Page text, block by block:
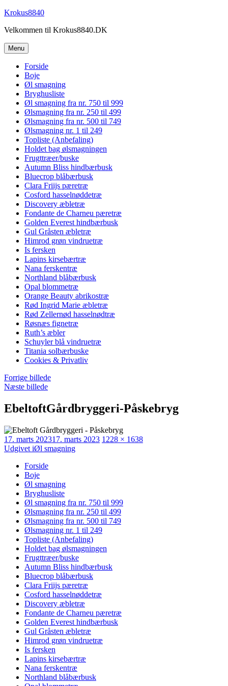
Videre
indhold
Krokus8840
Velkommen til Krokus8840.DK
Menu
Forside
Boje
Øl smagning
Bryghusliste
Øl smagning fra nr. 750 til 999
Ølsmagning fra nr. 250 til 499
Ølsmagning fra nr. 500 til 749
Ølsmagning nr. 1 til 249
Topliste (Anbefaling)
Holdet bag ølsmagningen
Frugttræer/buske
Autumn Bliss hindbærbusk
Bluecrop blåbærbusk
Clara Friijs pæretræ
Cosford hasselnøddetræ
Discovery æbletræ
Fondante de Charneu pæretræ
Golden Everest hindbærbusk
Gul Gråsten æbletræ
Himrod grøn vindruetræ
Is fersken
Lapins kirsebærtræ
Nana ferskentræ
Northland blåbærbusk
Opal blommetræ
Orange Beauty abrikostræ
Rød Ingrid Marie æbletræ
Rød Zellernød hasselnødtræ
Røsnæs fignetræ
Ruth’s æbler
Schuyler blå vindruetræ
Titania solbærbuske
Cookies & Privatliv
Forrige billede
Næste billede
EbeltoftGårdbryggeri-Påskebryg
Udgivet
17. marts 202317. marts 2023 Faktisk
1228 × 1638
Indlægsnavigation
Udgivet iØl smagning
Forside
Boje
Øl smagning
Bryghusliste
Øl smagning fra nr. 750 til 999
Ølsmagning fra nr. 250 til 499
Ølsmagning fra nr. 500 til 749
Ølsmagning nr. 1 til 249
Topliste (Anbefaling)
Holdet bag ølsmagningen
Frugttræer/buske
Autumn Bliss hindbærbusk
Bluecrop blåbærbusk
Clara Friijs pæretræ
Cosford hasselnøddetræ
Discovery æbletræ
Fondante de Charneu pæretræ
Golden Everest hindbærbusk
Gul Gråsten æbletræ
Himrod grøn vindruetræ
Is fersken
Lapins kirsebærtræ
Nana ferskentræ
Northland blåbærbusk